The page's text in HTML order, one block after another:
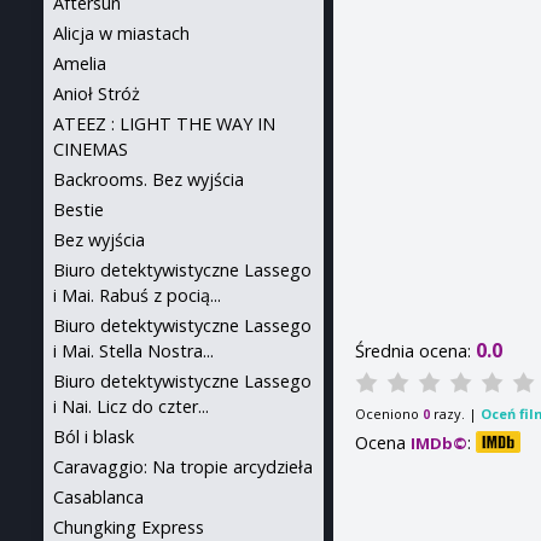
Średnia ocena: 0.0
Oceniono 0 razy. | Oceń
Ocena IMDb©:
Alicja w miastach
Amelia
Anioł Stróż
ATEEZ : LIGHT THE WAY IN
CINEMAS
Backrooms. Bez wyjścia
Bestie
Bez wyjścia
Biuro detektywistyczne Lassego
i Mai. Rabuś z pocią...
Biuro detektywistyczne Lassego
i Mai. Stella Nostra...
Biuro detektywistyczne Lassego
i Nai. Licz do czter...
Ból i blask
Caravaggio: Na tropie arcydzieła
Casablanca
Chungking Express